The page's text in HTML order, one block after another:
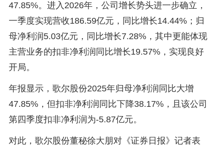
47.85%。进入2026年，公司增长势头进一步确立，
一季度实现营收186.59亿元，同比增长14.44%；归
母净利润5.03亿元，同比增长7.28%，其中更能体现
主营业务的扣非净利润同比增长19.57%，实现良好
开局。
年报显示，歌尔股份2025年归母净利润同比大增
47.85%，但扣非净利润同比下降38.17%，且该公司
第四季度扣非净利润为-5.87亿元。
对此，歌尔股份董秘徐大朋对《证券日报》记者表